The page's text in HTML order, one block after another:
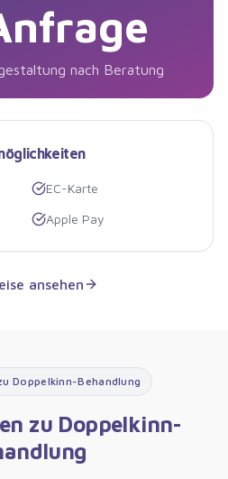
nach Beratung
EC-Karte
Apple Pay
ansehen
Doppelkinn-Behandlung
zu Doppelkinn-